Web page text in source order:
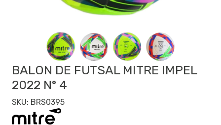
BALON DE FUTSAL MITRE IMPEL
2022 N° 4
SKU: BRS0395